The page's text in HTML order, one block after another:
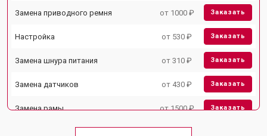
Замена приводного ремня от 1000 ₽ Заказать
Настройка от 530 ₽ Заказать
Замена шнура питания от 310 ₽ Заказать
Замена датчиков от 430 ₽ Заказать
Замена рамы от 1500 ₽ Заказать